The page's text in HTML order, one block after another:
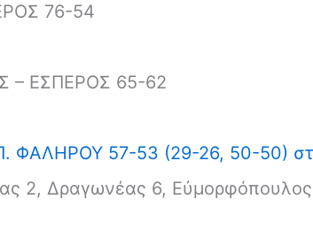
76-54
– ΕΣΠΕΡΟΣ 65-62
ΦΑΛΗΡΟΥ 57-53 (29-26, 50-50)
2, Δραγωνέας 6, Εὐμορφόπουλος